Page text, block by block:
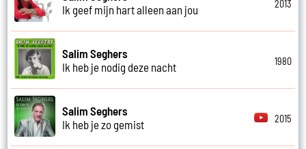
Ik geef mijn hart alleen aan jou
2013
Salim Seghers
Ik heb je nodig deze nacht
1980
Salim Seghers
Ik heb je zo gemist
2015